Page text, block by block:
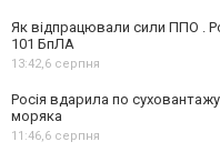
Як відпрацювали сили ППО .
101 БпЛА
13:42,6 серпня
Росія вдарила по
моряка
11:46,6 серпня